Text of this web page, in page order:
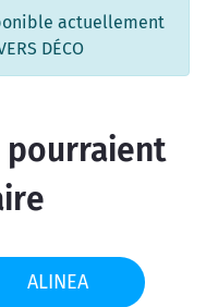
actuellement
DÉCO
pourraient
ALINEA